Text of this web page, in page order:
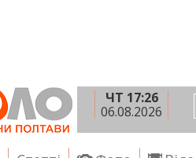
ЧТ 17:26
06.08.2026